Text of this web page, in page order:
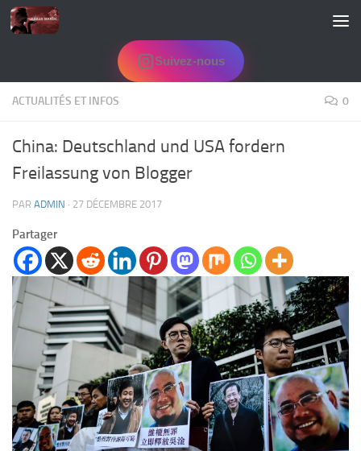
Skip to content
Suivez-nous
ACTUALITÉS ET INFOS 0
China: Deutschland und USA fordern
Freilassung von Blogger
PAR ADMIN · 27 DÉCEMBRE 2017
Partager